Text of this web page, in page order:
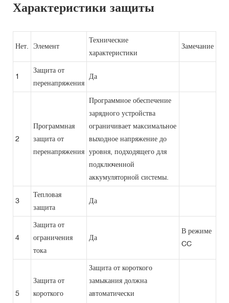
Характеристики защиты
Нет. Элемент
Технические
характеристики
Замечание
1
Защита от
перенапряжения
Да
2
Программная
защита от
перенапряжения
Программное обеспечение
зарядного устройства
ограничивает максимальное
выходное напряжение до
уровня, подходящего для
подключенной
аккумуляторной системы.
3
Тепловая
защита
Да
4
Защита от
ограничения
тока
Да
В режиме
CC
5
Защита от
короткого
Защита от короткого
замыкания должна
автоматически